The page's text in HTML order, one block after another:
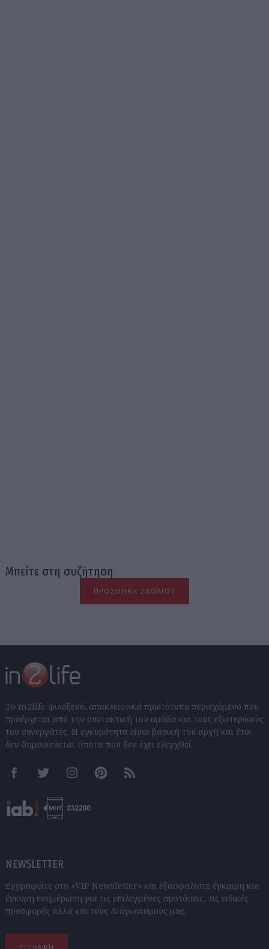
Μπείτε στη συζήτηση
ΠΡΟΣΘΉΚΗ ΣΧΟΛΊΟΥ
Το In2life φιλοξενεί αποκλειστικά πρωτότυπο περιεχόμενο που
προέρχεται από την συντακτική του ομάδα και τους εξωτερικούς
του συνεργάτες. Η εγκυρότητα είναι βασική του αρχή και έτσι
δεν δημοσιεύεται τίποτα που δεν έχει ελεγχθεί.
FacebookTwitter InstagramPinterestRSS feeds
NEWSLETTER
Εγγραφείτε στο «VIP Newsletter» και εξασφαλίστε έγκαιρη και
έγκυρη ενημέρωση για τις επιλεγμένες προτάσεις, τις ειδικές
προσφορές αλλά και τους Διαγωνισμούς μας.
ΕΓΓΡΑΦΗ